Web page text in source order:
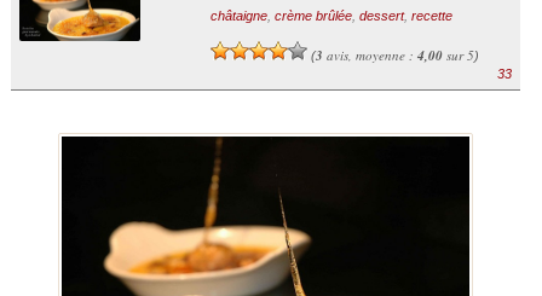
châtaigne, crème brûlée, dessert, recette
(3 avis, moyenne : 4,00sur 5)
33